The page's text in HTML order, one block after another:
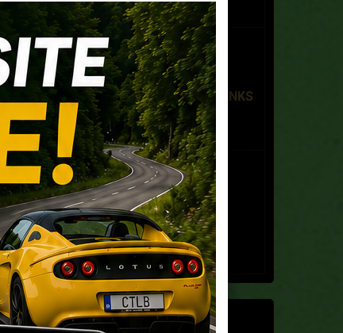
Lotus Diamond Tour
Le 04/10/2026 à 08:30
PLAASJ KAFFEE FOOD & DRINKS
- Antwerpen-Linkeroever
Lotus Noordzee Tour
Le 08/11/2026 à 09:00
Garage Lotus Verhiest -
Oostende
LIVRE D'OR